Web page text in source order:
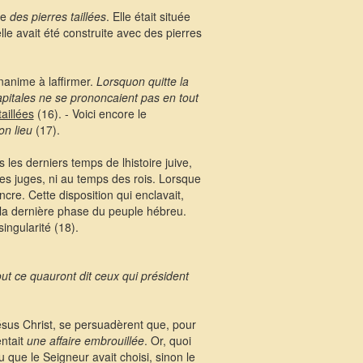
des pierres taillées. Elle était située
avait été construite avec des pierres
à laffirmer. Lorsquon quitte la
ne se prononcaient pas en tout
(16). - Voici encore le
lieu(17).
les derniers temps de lhistoire juive,
juges, ni au temps des rois. Lorsque
Cette disposition qui enclavait,
dernière phase du peuple hébreu.
(18).
ce quauront dit ceux qui président
Christ, se persuadèrent que, pour
une affaire embrouillée. Or, quoi
que le Seigneur avait choisi, sinon le